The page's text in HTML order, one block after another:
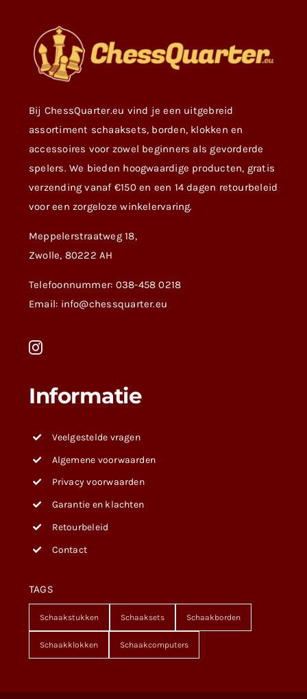
Bij ChessQuarter.eu vind je een uitgebreid
assortiment schaaksets, borden, klokken en
accessoires voor zowel beginners als gevorderde
spelers. We bieden hoogwaardige producten, gratis
verzending vanaf €150 en een 14 dagen retourbeleid
voor een zorgeloze winkelervaring.
Meppelerstraatweg 18,
Zwolle, 80222 AH
Telefoonnummer: 038-458 0218
Email: info@chessquarter.eu
Informatie
Veelgestelde vragen
Algemene voorwaarden
Privacy voorwaarden
Garantie en klachten
Retourbeleid
Contact
TAGS
Schaakstukken Schaaksets Schaakborden
Schaakklokken Schaakcomputers